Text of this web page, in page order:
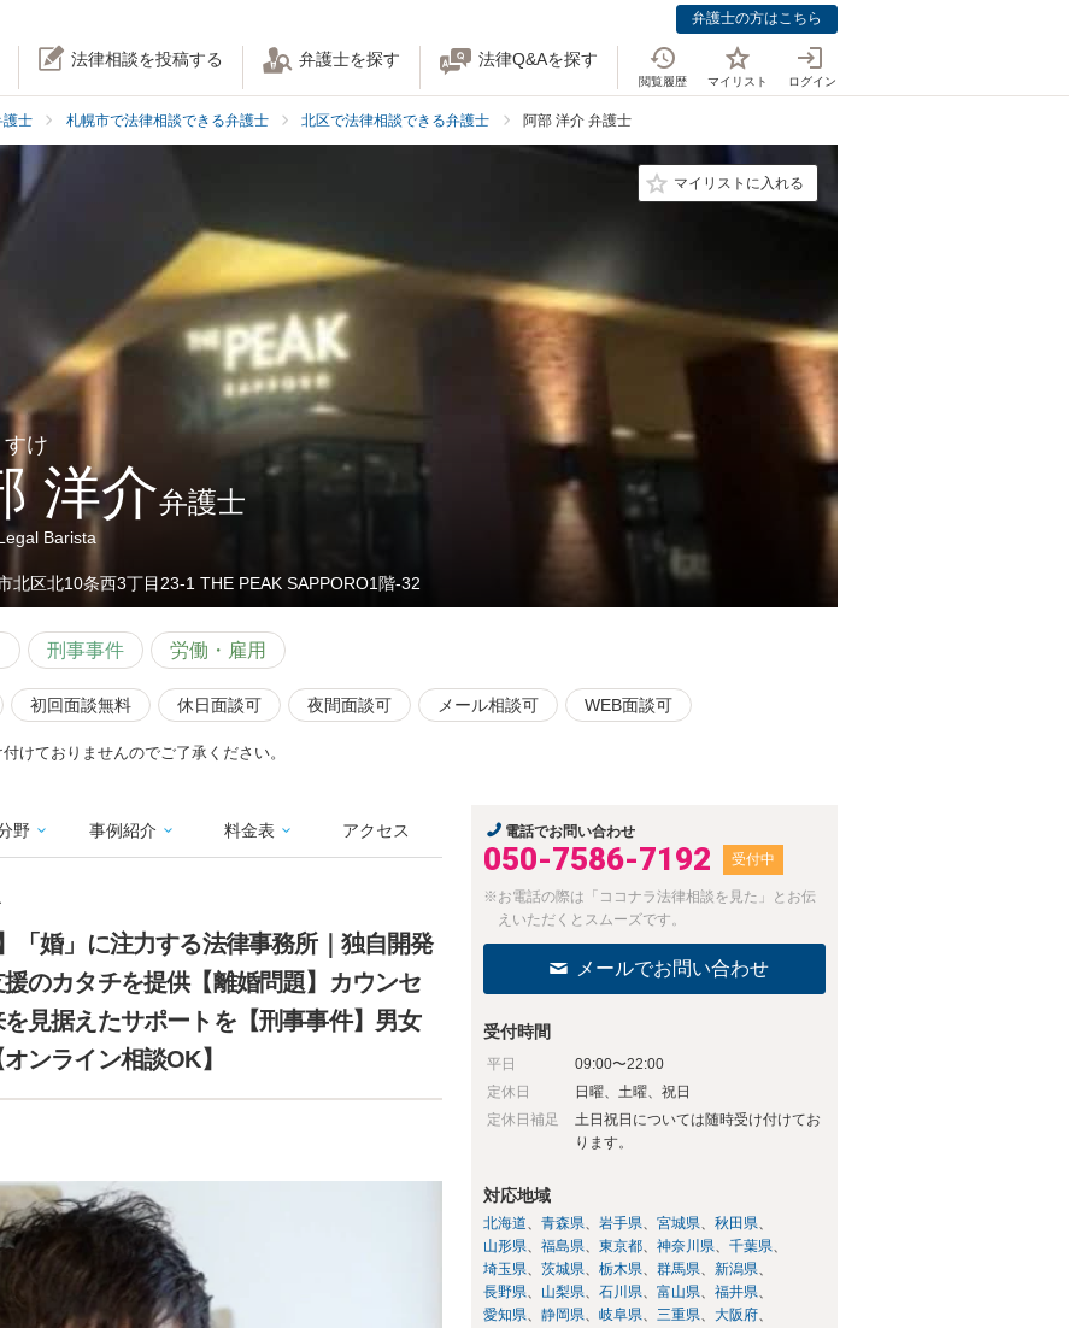
弁護士の方はこちら
法律相談を投稿する 弁護士を探す 法律Q&Aを探す
閲覧履歴 マイリスト ログイン
護士 札幌市で法律相談できる弁護士 北区で法律相談できる弁護士 阿部 洋介 弁護士
マイリストに入れる
け
洋介弁護士
Barista
北区北10条西3丁目23-1 THE PEAK SAPPORO1階-32
刑事事件 労働・雇用
初回面談無料 休日面談可 夜間面談可 メール相談可 WEB面談可
けておりませんのでご了承ください。
野 事例紹介 料金表 アクセス
「婚」に注力する法律事務所｜独自開発
のカタチを提供【離婚問題】カウンセ
見据えたサポートを【刑事事件】男女
ンライン相談OK】
電話でお問い合わせ
050-7586-7192 受付中
※お電話の際は「ココナラ法律相談を見た」とお伝
えいただくとスムーズです。
メールでお問い合わせ
受付時間
平日
09:00〜22:00
定休日
日曜、土曜、祝日
定休日補足
土日祝日については随時受け付けてお
ります。
対応地域
北海道 青森県 岩手県 宮城県
秋田県
山形県
福島県 東京都 神奈川県
千葉県
埼玉県
茨城県 栃木県 群馬県
新潟県
長野県
山梨県 石川県 富山県
福井県
愛知県
静岡県 岐阜県 三重県
大阪府